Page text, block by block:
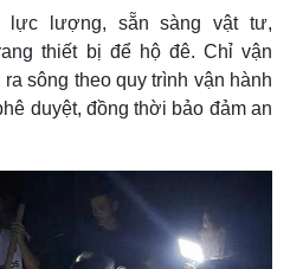
lực lượng, sẵn sàng vật tư,
thiết bị để hộ đê. Chỉ vận
sông theo quy trình vận hành
duyệt, đồng thời bảo đảm an